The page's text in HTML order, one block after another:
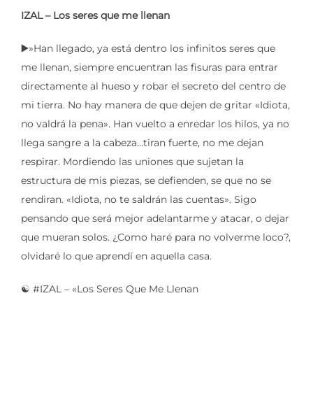
IZAL – Los seres que me llenan
▶️»Han llegado, ya está dentro los infinitos seres que
me llenan, siempre encuentran las fisuras para entrar
directamente al hueso y robar el secreto del centro de
mi tierra. No hay manera de que dejen de gritar «Idiota,
no valdrá la pena». Han vuelto a enredar los hilos, ya no
llega sangre a la cabeza…tiran fuerte, no me dejan
respirar. Mordiendo las uniones que sujetan la
estructura de mis piezas, se defienden, se que no se
rendiran. «Idiota, no te saldrán las cuentas». Sigo
pensando que será mejor adelantarme y atacar, o dejar
que mueran solos. ¿Como haré para no volverme loco?,
olvidaré lo que aprendí en aquella casa.
☯️ #IZAL – «Los Seres Que Me Llenan